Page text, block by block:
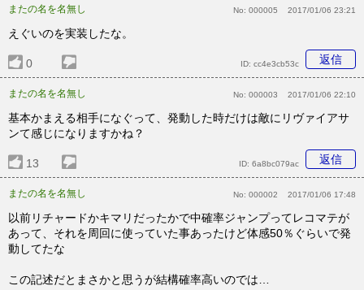
またの名を名無し No: 000005 2017/01/06 23:21
えぐいのを実装したな。
0 返信
ID: cc4e3cb53c
またの名を名無し No: 000003 2017/01/06 22:10
基本かまえる相手になぐって、発動した時だけは敵にリヴァイアサ
ンて感じになりますかね？
13 返信
ID: 6a8bc079ac
またの名を名無し No: 000002 2017/01/06 17:48
以前リチャードかキマリだったかで中確率ジャンプってレコマテが
あって、それを周回に使っていた事あったけど体感50％ぐらいで発
動してたな
この記述だとまさかと思うが結構確率高いのでは…